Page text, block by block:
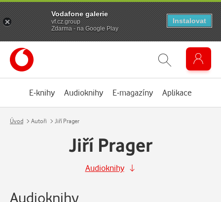
E-knihy Audioknihy E-magazíny Aplikace
Úvod Autoři Jiří Prager
Jiří Prager
Audioknihy
Audioknihy
Vodafone galerie
vf.cz.group
Zdarma - na Google Play
Instalovat